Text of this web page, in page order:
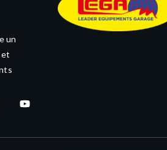
un
et